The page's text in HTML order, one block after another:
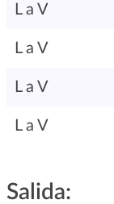
L a V
L a V
L a V
L a V
Salida: